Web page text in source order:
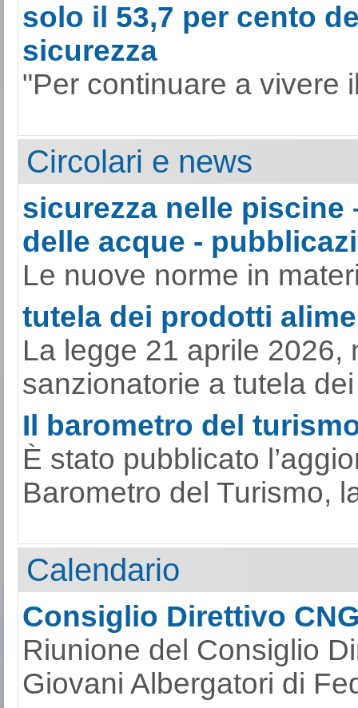
solo il 53,7 per cento
sicurezza
"Per continuare a vivere
Circolari e news
sicurezza nelle piscine
delle acque -
Le nuove norme in
tutela dei prodotti
La legge 21 aprile 2026,
sanzionatorie a tutela
Il barometro del
È stato pubblicato
Barometro del Turismo,
Calendario
Consiglio Direttivo
Riunione del Consiglio
Giovani Albergatori di